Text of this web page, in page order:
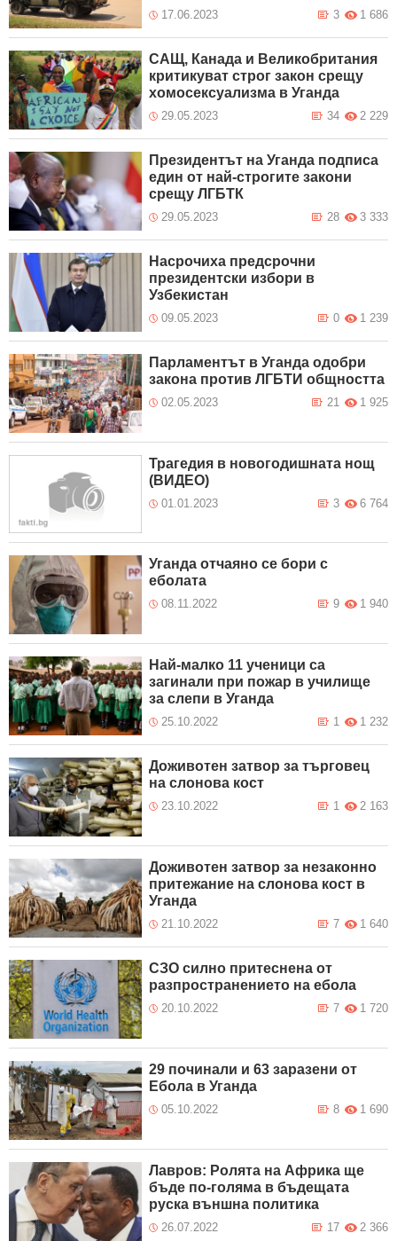
17.06.2023 1 686
3
САЩ, Канада и Великобритания
критикуват строг закон срещу
хомосексуализма в Уганда
29.05.2023 2 229
34
Президентът на Уганда подписа
един от най-строгите закони
срещу ЛГБТК
29.05.2023 3 333
28
Насрочиха предсрочни
президентски избори в
Узбекистан
09.05.2023 1 239
0
Парламентът в Уганда одобри
закона против ЛГБТИ общността
02.05.2023 1 925
21
Трагедия в новогодишната нощ
(ВИДЕО)
01.01.2023 6 764
3
Уганда отчаяно се бори с
еболата
08.11.2022 1 940
9
Най-малко 11 ученици са
загинали при пожар в училище
за слепи в Уганда
25.10.2022 1 232
1
Доживотен затвор за търговец
на слонова кост
23.10.2022 2 163
1
Доживотен затвор за незаконно
притежание на слонова кост в
Уганда
21.10.2022 1 640
7
СЗО силно притеснена от
разпространението на ебола
20.10.2022 1 720
7
29 починали и 63 заразени от
Ебола в Уганда
05.10.2022 1 690
8
Лавров: Ролята на Африка ще
бъде по-голяма в бъдещата
руска външна политика
26.07.2022 2 366
17